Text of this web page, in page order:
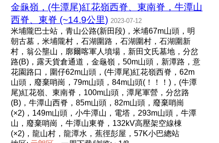
金龜嶺，(牛潭尾)紅花嶺西脊、東南脊，牛潭山
西脊、東脊 (~14.9公里) 2023-07-12
米埔隴巴士站，青山公路(新田段)，米埔67m山頭，明
朝古墓，米埔隴村，石湖圍路，石湖圍村，石湖圍新
村，翁公壟山，廓爾喀軍人墳場，新田文氏墓地，分岔
路(B)，露天貨倉通道，金龜嶺，50m山頭，新潭路，意
花園路口，圍仔62m山頭，(牛潭尾)紅花嶺西脊，62m
山頭，廢棄哨崗，79m山頭，84m山頭(！！！)，(牛潭
尾)紅花嶺、東南脊，100m山頭，潭尾軍營，分岔路
(B)，牛潭山西脊，85m山頭，82m山頭，廢棄哨崗
(×2)，149m山頭，小牛潭山，電塔，293m山頭，牛潭
山，廢棄哨崗，牛潭山東脊，132kV高壓架空線棟
(×2)，龍山村，龍潭水，蕉徑彭屋，57K小巴總站